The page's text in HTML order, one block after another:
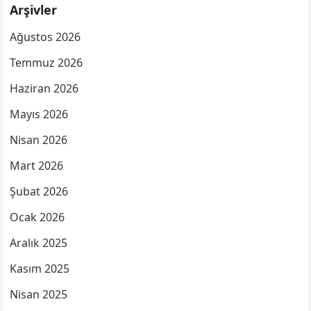
Arşivler
Ağustos 2026
Temmuz 2026
Haziran 2026
Mayıs 2026
Nisan 2026
Mart 2026
Şubat 2026
Ocak 2026
Aralık 2025
Kasım 2025
Nisan 2025